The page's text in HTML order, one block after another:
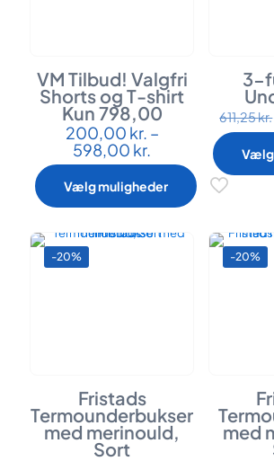
VM Tilbud! Valgfri
Shorts og T-shirt
Kun 798,00
Dette
vare
har
flere
kan
200,00 kr. –
598,00 kr. Prisinterval:
200,00 kr.
til
598,00 kr.
Vælg muligheder
3-
611,25kr.
Vælg
-20%
Fristads
Termounderbukser
med merinould,
Sort
-20%
med